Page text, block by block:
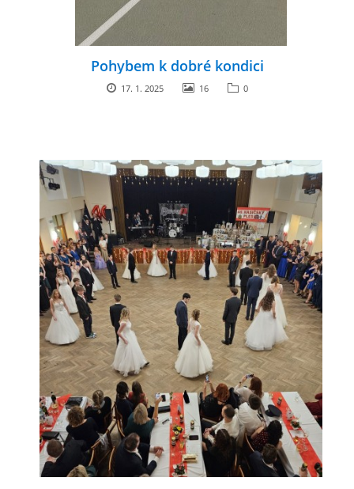
Pohybem k dobré kondici
17. 1. 2025 16 0